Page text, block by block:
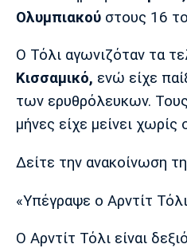
Cine Spot
Running
Media
Παρασκήνιο
Ιωνικός
Ολυμπιακού στους 16
Ο Τόλι αγωνιζόταν τα
Κισσαμικό, ενώ είχε
των ερυθρόλευκων.
μήνες είχε μείνει χωρίς
Δείτε την ανακοίνωση
«Υπέγραψε ο Αρντίτ Τόλι
O Αρντίτ Τόλι είναι